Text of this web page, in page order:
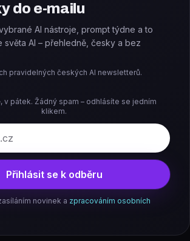
do e-mailu
AI nástroje, prompt týdne a to
světa AI – přehledně, česky a bez
pravidelných českých AI newsletterů.
v pátek. Žádný spam – odhlásíte se jedním
klikem.
Přihlásit se k odběru
novinek a zpracováním osobních